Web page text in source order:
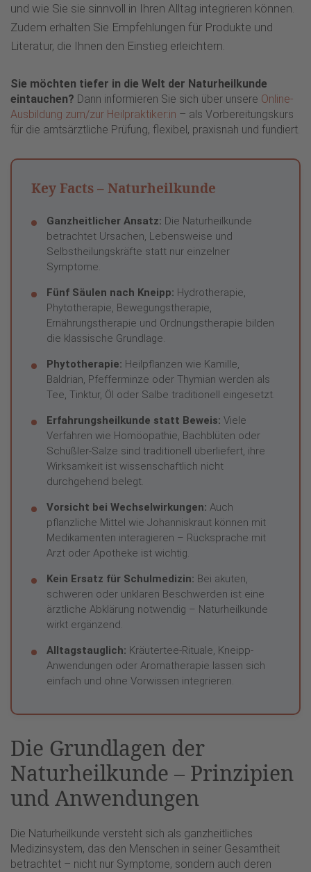
und wie Sie sie sinnvoll in Ihren Alltag integrieren können.
Zudem erhalten Sie Empfehlungen für Produkte und
Literatur, die Ihnen den Einstieg erleichtern.
Sie möchten tiefer in die Welt der Naturheilkunde
eintauchen? Dann informieren Sie sich über unsere Online-
Ausbildung zum/zur Heilpraktiker:in – als Vorbereitungskurs
für die amtsärztliche Prüfung, flexibel, praxisnah und fundiert.
Key Facts – Naturheilkunde
Ganzheitlicher Ansatz: Die Naturheilkunde
betrachtet Ursachen, Lebensweise und
Selbstheilungskräfte statt nur einzelner
Symptome.
Fünf Säulen nach Kneipp: Hydrotherapie,
Phytotherapie, Bewegungstherapie,
Ernährungstherapie und Ordnungstherapie bilden
die klassische Grundlage.
Phytotherapie: Heilpflanzen wie Kamille,
Baldrian, Pfefferminze oder Thymian werden als
Tee, Tinktur, Öl oder Salbe traditionell eingesetzt.
Erfahrungsheilkunde statt Beweis: Viele
Verfahren wie Homöopathie, Bachblüten oder
Schüßler-Salze sind traditionell überliefert, ihre
Wirksamkeit ist wissenschaftlich nicht
durchgehend belegt.
Vorsicht bei Wechselwirkungen: Auch
pflanzliche Mittel wie Johanniskraut können mit
Medikamenten interagieren – Rücksprache mit
Arzt oder Apotheke ist wichtig.
Kein Ersatz für Schulmedizin: Bei akuten,
schweren oder unklaren Beschwerden ist eine
ärztliche Abklärung notwendig – Naturheilkunde
wirkt ergänzend.
Alltagstauglich: Kräutertee-Rituale, Kneipp-
Anwendungen oder Aromatherapie lassen sich
einfach und ohne Vorwissen integrieren.
Die Grundlagen der
Naturheilkunde – Prinzipien
und Anwendungen
Die Naturheilkunde versteht sich als ganzheitliches
Medizinsystem, das den Menschen in seiner Gesamtheit
betrachtet – nicht nur Symptome, sondern auch deren